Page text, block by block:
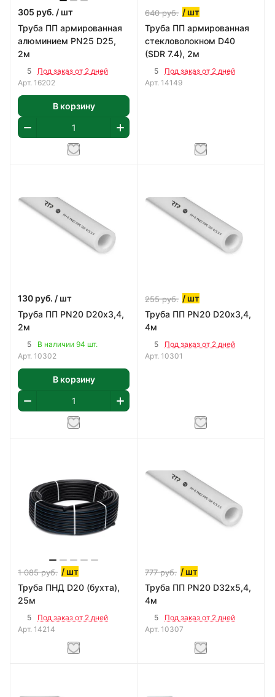
305 руб. / шт
Труба ПП армированная
алюминием PN25 D25,
2м
5
Под заказ от 2 дней
Арт. 16202
В корзину
640руб. / шт
Труба ПП армированная
стекловолокном D40
(SDR 7.4), 2м
5
Под заказ от 2 дней
Арт. 14149
130 руб. / шт
Труба ПП PN20 D20х3,4,
2м
5
В наличии 94 шт.
Арт. 10302
В корзину
255руб. / шт
Труба ПП PN20 D20х3,4,
4м
5
Под заказ от 2 дней
Арт. 10301
1 085руб. / шт
Труба ПНД D20 (бухта),
25м
5
Под заказ от 2 дней
Арт. 14214
777руб. / шт
Труба ПП PN20 D32х5,4,
4м
5
Под заказ от 2 дней
Арт. 10307